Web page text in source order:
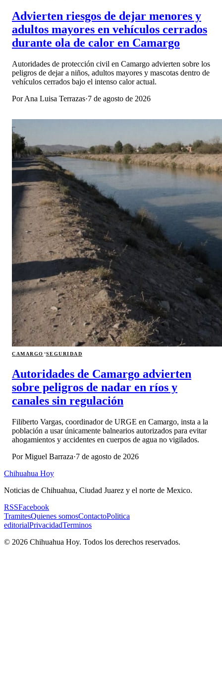
Advierten riesgos de dejar menores y
adultos mayores en vehículos cerrados
durante ola de calor en Camargo
Autoridades de protección civil en Camargo advierten sobre los
peligros de dejar a niños, adultos mayores y mascotas dentro de
vehículos cerrados bajo el intenso calor actual.
PorAna Luisa Terrazas·7 de agosto de 2026
CAMARGO ·SEGURIDAD
Autoridades de Camargo advierten
sobre peligros de nadar en ríos y
canales sin regulación
Filiberto Vargas, coordinador de URGE en Camargo, insta a la
población a usar únicamente balnearios autorizados para evitar
ahogamientos y accidentes en cuerpos de agua no vigilados.
PorMiguel Barraza·7 de agosto de 2026
Chihuahua Hoy
Noticias de Chihuahua, Ciudad Juarez y el norte de Mexico.
RSSFacebook
TramitesQuienes somosContactoPolitica
editorialPrivacidadTerminos
© 2026 Chihuahua Hoy. Todos los derechos reservados.